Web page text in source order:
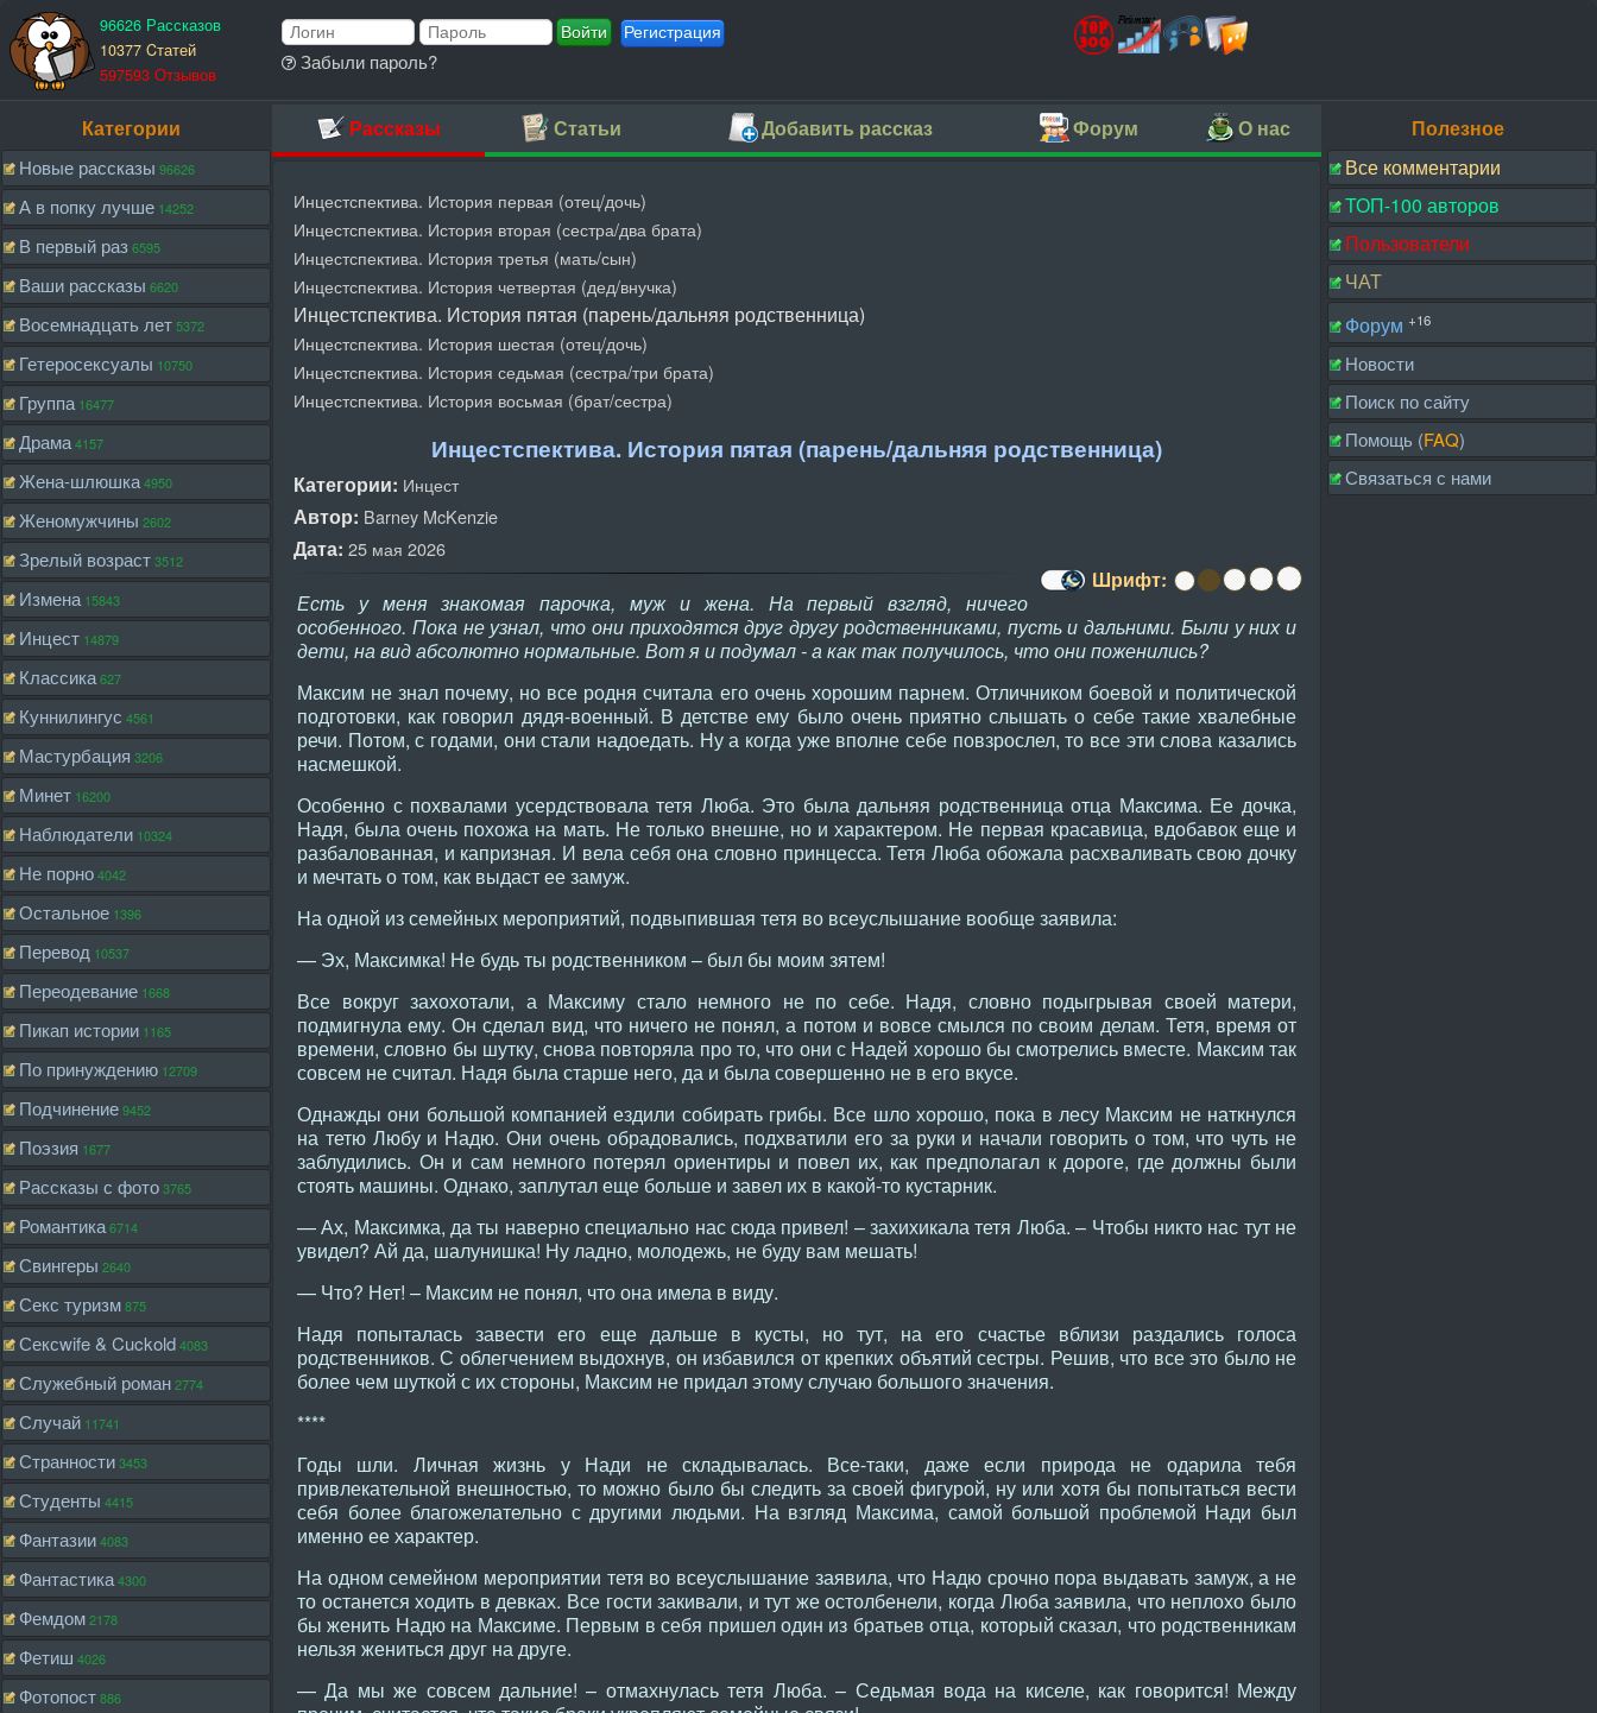
96626 Рассказов
10377 Cтатей
597593 Отзывов
Регистрация
Забыли пароль?
Категории
Новые рассказы 96626
А в попку лучше 14252
В первый раз6595
Ваши рассказы 6620
Восемнадцать лет5372
Гетеросексуалы 10750
Группа 16477
Драма4157
Жена-шлюшка4950
Женомужчины 2602
Зрелый возраст3512
Измена 15843
Инцест 14879
Классика627
Куннилингус 4561
Мастурбация 3206
Минет 16200
Наблюдатели 10324
Не порно4042
Остальное 1396
Перевод 10537
Переодевание 1668
Пикап истории 1165
По принуждению 12709
Подчинение9452
Поэзия 1677
Рассказы с фото3765
Романтика6714
Свингеры 2640
Секс туризм875
Сексwife & Cuckold4083
Служебный роман2774
Случай 11741
Странности3453
Студенты 4415
Фантазии4083
Фантастика4300
Фемдом2178
Фетиш 4026
Фотопост886
Рассказы Статьи Добавить рассказ Форум О нас
Инцестспектива. История первая (отец/дочь)
Инцестспектива. История вторая (сестра/два брата)
Инцестспектива. История третья (мать/сын)
Инцестспектива. История четвертая (дед/внучка)
Инцестспектива. История пятая (парень/дальняя родственница)
Инцестспектива. История шестая (отец/дочь)
Инцестспектива. История седьмая (сестра/три брата)
Инцестспектива. История восьмая (брат/сестра)
Инцестспектива. История пятая (парень/дальняя родственница)
Категории: Инцест
Автор: Barney McKenzie
Дата: 25 мая 2026
Шрифт:
Есть у меня знакомая парочка, муж и жена. На первый взгляд, ничего
особенного. Пока не узнал, что они приходятся друг другу родственниками, пусть и дальними. Были у них и
дети, на вид абсолютно нормальные. Вот я и подумал - а как так получилось, что они поженились?
Максим не знал почему, но все родня считала его очень хорошим парнем. Отличником боевой и политической
подготовки, как говорил дядя-военный. В детстве ему было очень приятно слышать о себе такие хвалебные
речи. Потом, с годами, они стали надоедать. Ну а когда уже вполне себе повзрослел, то все эти слова казались
насмешкой.
Особенно с похвалами усердствовала тетя Люба. Это была дальняя родственница отца Максима. Ее дочка,
Надя, была очень похожа на мать. Не только внешне, но и характером. Не первая красавица, вдобавок еще и
разбалованная, и капризная. И вела себя она словно принцесса. Тетя Люба обожала расхваливать свою дочку
и мечтать о том, как выдаст ее замуж.
На одной из семейных мероприятий, подвыпившая тетя во всеуслышание вообще заявила:
— Эх, Максимка! Не будь ты родственником – был бы моим зятем!
Все вокруг захохотали, а Максиму стало немного не по себе. Надя, словно подыгрывая своей матери,
подмигнула ему. Он сделал вид, что ничего не понял, а потом и вовсе смылся по своим делам. Тетя, время от
времени, словно бы шутку, снова повторяла про то, что они с Надей хорошо бы смотрелись вместе. Максим так
совсем не считал. Надя была старше него, да и была совершенно не в его вкусе.
Однажды они большой компанией ездили собирать грибы. Все шло хорошо, пока в лесу Максим не наткнулся
на тетю Любу и Надю. Они очень обрадовались, подхватили его за руки и начали говорить о том, что чуть не
заблудились. Он и сам немного потерял ориентиры и повел их, как предполагал к дороге, где должны были
стоять машины. Однако, заплутал еще больше и завел их в какой-то кустарник.
— Ах, Максимка, да ты наверно специально нас сюда привел! – захихикала тетя Люба. – Чтобы никто нас тут не
увидел? Ай да, шалунишка! Ну ладно, молодежь, не буду вам мешать!
— Что? Нет! – Максим не понял, что она имела в виду.
Надя попыталась завести его еще дальше в кусты, но тут, на его счастье вблизи раздались голоса
родственников. С облегчением выдохнув, он избавился от крепких объятий сестры. Решив, что все это было не
более чем шуткой с их стороны, Максим не придал этому случаю большого значения.
****
Годы шли. Личная жизнь у Нади не складывалась. Все-таки, даже если природа не одарила тебя
привлекательной внешностью, то можно было бы следить за своей фигурой, ну или хотя бы попытаться вести
себя более благожелательно с другими людьми. На взгляд Максима, самой большой проблемой Нади был
именно ее характер.
На одном семейном мероприятии тетя во всеуслышание заявила, что Надю срочно пора выдавать замуж, а не
то останется ходить в девках. Все гости закивали, и тут же остолбенели, когда Люба заявила, что неплохо было
бы женить Надю на Максиме. Первым в себя пришел один из братьев отца, который сказал, что родственникам
нельзя жениться друг на друге.
— Да мы же совсем дальние! – отмахнулась тетя Люба. – Седьмая вода на киселе, как говорится! Между
Полезное
Все комментарии
ТОП-100 авторов
Пользователи
ЧАТ
Форум +16
Новости
Поиск по сайту
Помощь (FAQ)
Связаться с нами